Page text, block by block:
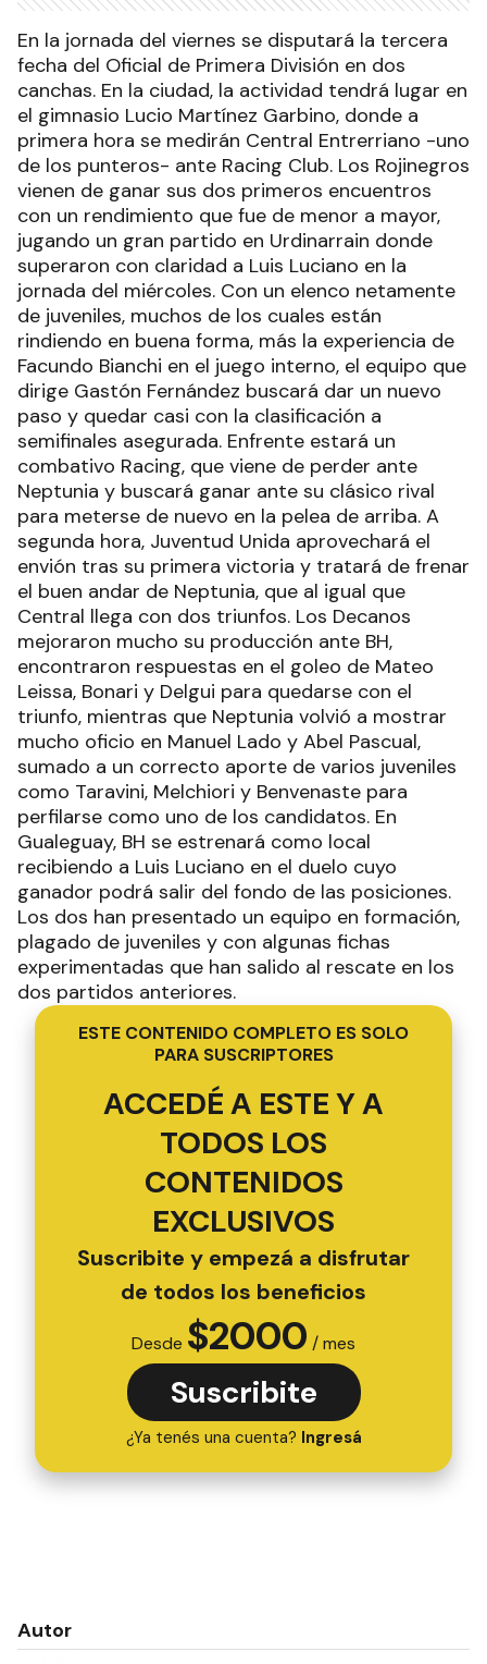
En la jornada del viernes se disputará la tercera
fecha del Oficial de Primera División en dos
canchas. En la ciudad, la actividad tendrá lugar en
el gimnasio Lucio Martínez Garbino, donde a
primera hora se medirán Central Entrerriano -uno
de los punteros- ante Racing Club. Los Rojinegros
vienen de ganar sus dos primeros encuentros
con un rendimiento que fue de menor a mayor,
jugando un gran partido en Urdinarrain donde
superaron con claridad a Luis Luciano en la
jornada del miércoles. Con un elenco netamente
de juveniles, muchos de los cuales están
rindiendo en buena forma, más la experiencia de
Facundo Bianchi en el juego interno, el equipo que
dirige Gastón Fernández buscará dar un nuevo
paso y quedar casi con la clasificación a
semifinales asegurada. Enfrente estará un
combativo Racing, que viene de perder ante
Neptunia y buscará ganar ante su clásico rival
para meterse de nuevo en la pelea de arriba. A
segunda hora, Juventud Unida aprovechará el
envión tras su primera victoria y tratará de frenar
el buen andar de Neptunia, que al igual que
Central llega con dos triunfos. Los Decanos
mejoraron mucho su producción ante BH,
encontraron respuestas en el goleo de Mateo
Leissa, Bonari y Delgui para quedarse con el
triunfo, mientras que Neptunia volvió a mostrar
mucho oficio en Manuel Lado y Abel Pascual,
sumado a un correcto aporte de varios juveniles
como Taravini, Melchiori y Benvenaste para
perfilarse como uno de los candidatos. En
Gualeguay, BH se estrenará como local
recibiendo a Luis Luciano en el duelo cuyo
ganador podrá salir del fondo de las posiciones.
Los dos han presentado un equipo en formación,
plagado de juveniles y con algunas fichas
experimentadas que han salido al rescate en los
dos partidos anteriores.
ESTE CONTENIDO COMPLETO ES SOLO
PARA SUSCRIPTORES
ACCEDÉ A ESTE Y A
TODOS LOS
CONTENIDOS
EXCLUSIVOS
Suscribite y empezá a disfrutar
de todos los beneficios
Desde $2000 / mes
Suscribite
¿Ya tenés una cuenta? Ingresá
Autor